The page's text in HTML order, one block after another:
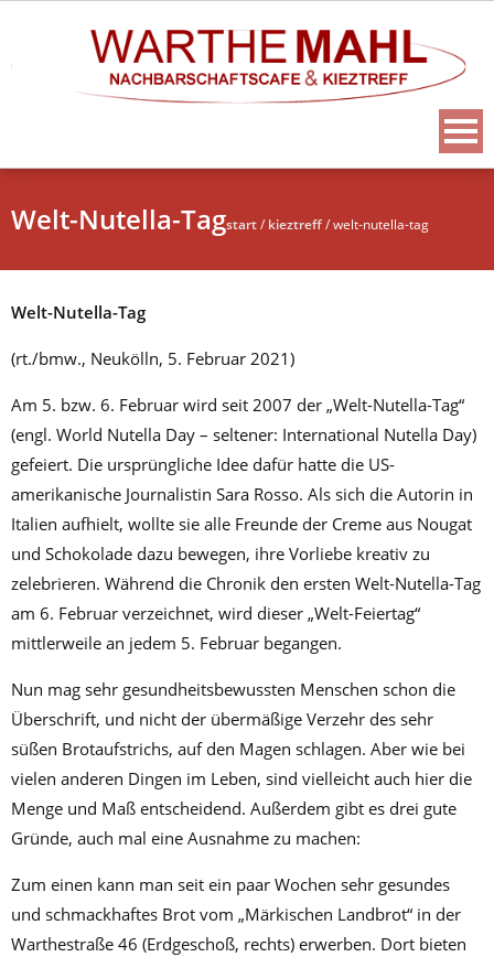
Welt-Nutella-Tagstart/ kieztreff/welt-nutella-tag
Welt-Nutella-Tag
(rt./bmw., Neukölln, 5. Februar 2021)
Am 5. bzw. 6. Februar wird seit 2007 der „Welt-Nutella-Tag“
(engl. World Nutella Day – seltener: International Nutella Day)
gefeiert. Die ursprüngliche Idee dafür hatte die US-
amerikanische Journalistin Sara Rosso. Als sich die Autorin in
Italien aufhielt, wollte sie alle Freunde der Creme aus Nougat
und Schokolade dazu bewegen, ihre Vorliebe kreativ zu
zelebrieren. Während die Chronik den ersten Welt-Nutella-Tag
am 6. Februar verzeichnet, wird dieser „Welt-Feiertag“
mittlerweile an jedem 5. Februar begangen.
Nun mag sehr gesundheitsbewussten Menschen schon die
Überschrift, und nicht der übermäßige Verzehr des sehr
süßen Brotaufstrichs, auf den Magen schlagen. Aber wie bei
vielen anderen Dingen im Leben, sind vielleicht auch hier die
Menge und Maß entscheidend. Außerdem gibt es drei gute
Gründe, auch mal eine Ausnahme zu machen:
Zum einen kann man seit ein paar Wochen sehr gesundes
und schmackhaftes Brot vom „Märkischen Landbrot“ in der
Warthestraße 46 (Erdgeschoß, rechts) erwerben. Dort bieten